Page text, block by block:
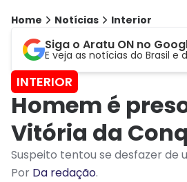
Home Notícias Interior
Siga o Aratu ON no
E veja as notícias do Brasil e
INTERIOR
Homem é
Vitória da
Suspeito tentou se desfazer de
Por Da redação.